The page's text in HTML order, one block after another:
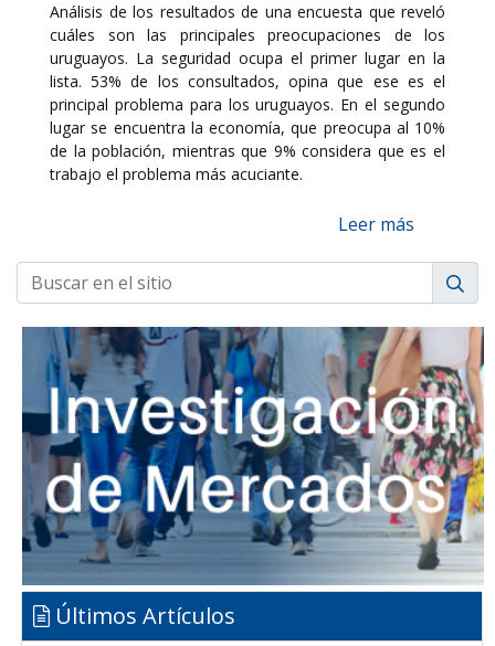
Análisis de los resultados de una encuesta que reveló
cuáles son las principales preocupaciones de los
uruguayos. La seguridad ocupa el primer lugar en la
lista. 53% de los consultados, opina que ese es el
principal problema para los uruguayos. En el segundo
lugar se encuentra la economía, que preocupa al 10%
de la población, mientras que 9% considera que es el
trabajo el problema más acuciante.
Leer más
Últimos Artículos